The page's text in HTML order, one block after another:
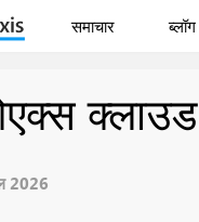
समाचार ब्लॉग
क्लाउड
2026